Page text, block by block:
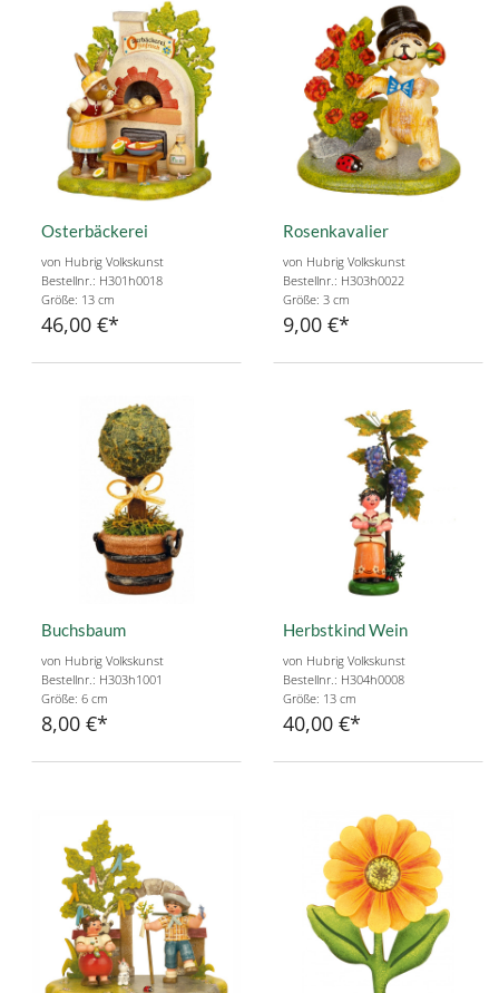
Osterbäckerei
von Hubrig Volkskunst
Bestellnr.: H301h0018
Größe: 13 cm
46,00 €
Rosenkavalier
von Hubrig Volkskunst
Bestellnr.: H303h0022
Größe: 3 cm
9,00 €
Buchsbaum
von Hubrig Volkskunst
Bestellnr.: H303h1001
Größe: 6 cm
8,00 €
Herbstkind Wein
von Hubrig Volkskunst
Bestellnr.: H304h0008
Größe: 13 cm
40,00 €